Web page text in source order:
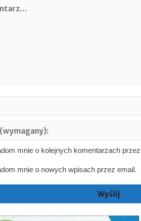
mnie o kolejnych komentarzach
mnie o nowych wpisach przez email.